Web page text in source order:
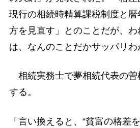
現行の相続時精算課税制度と暦
方を見直す」とのことだが、
は、なんのことだかサッパリわ
相続実務士で夢相続代表の曽
する。
「言い換えると、“貧富の格差